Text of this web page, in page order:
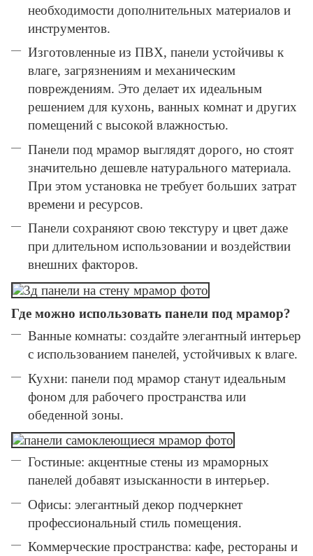
необходимости дополнительных материалов и
инструментов.
Изготовленные из ПВХ, панели устойчивы к
влаге, загрязнениям и механическим
повреждениям. Это делает их идеальным
решением для кухонь, ванных комнат и других
помещений с высокой влажностью.
Панели под мрамор выглядят дорого, но стоят
значительно дешевле натурального материала.
При этом установка не требует больших затрат
времени и ресурсов.
Панели сохраняют свою текстуру и цвет даже
при длительном использовании и воздействии
внешних факторов.
Где можно использовать панели под мрамор?
Ванные комнаты: создайте элегантный интерьер
с использованием панелей, устойчивых к влаге.
Кухни: панели под мрамор станут идеальным
фоном для рабочего пространства или
обеденной зоны.
Гостиные: акцентные стены из мраморных
панелей добавят изысканности в интерьер.
Офисы: элегантный декор подчеркнет
профессиональный стиль помещения.
Коммерческие пространства: кафе, рестораны и